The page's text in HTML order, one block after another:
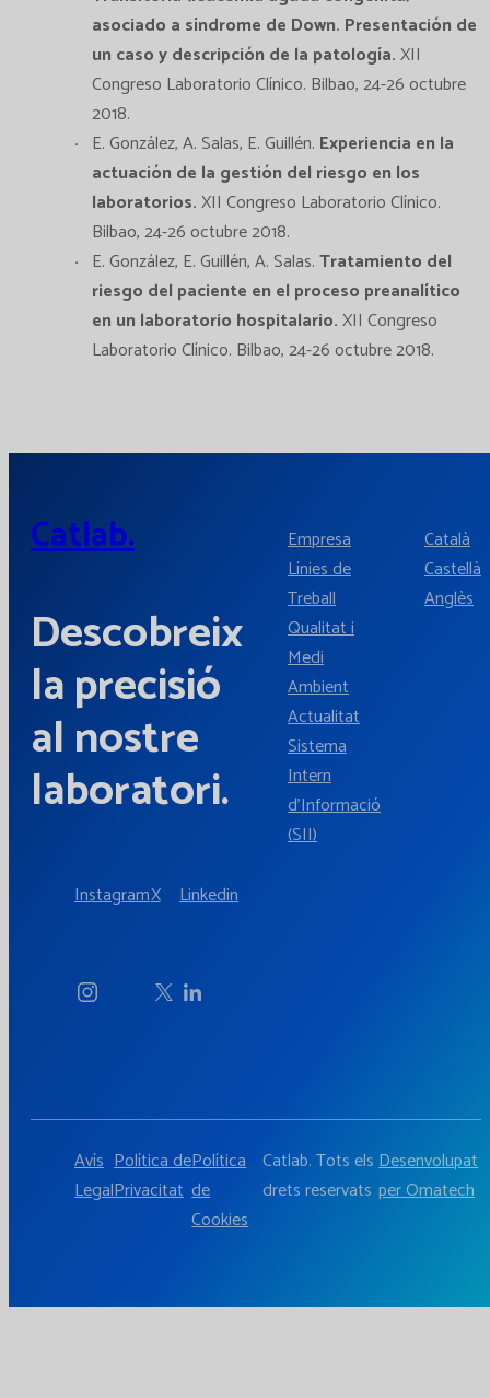
asociado a síndrome de Down. Presentación de
un caso y descripción de la patología.XII
Congreso Laboratorio Clínico. Bilbao, 24-26 octubre
2018.
E. González, A. Salas, E. Guillén. Experiencia en la
actuación de la gestión del riesgo en los
laboratorios.XII Congreso Laboratorio Clínico.
Bilbao, 24-26 octubre 2018.
E. González, E. Guillén, A. Salas.Tratamiento del
riesgo del paciente en el proceso preanalítico
en un laboratorio hospitalario.XII Congreso
Laboratorio Clínico. Bilbao, 24-26 octubre 2018.
Catlab.
Descobreix
la precisió
al nostre
laboratori.
InstagramX Linkedin
Empresa
Línies de
Treball
Qualitat i
Medi
Ambient
Actualitat
Sistema
Intern
d'Informació
(SII)
Català
Castellà
Anglès
Avís
Legal
Política de
Privacitat
Política
de
Cookies
Catlab. Tots els
drets reservats
Desenvolupat
per Omatech